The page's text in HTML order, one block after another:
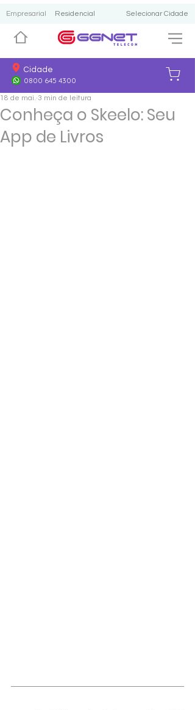
Empresarial Residencial Selecionar Cidade
Cidade
0800 645 4300
Conheça o Skeelo: Seu
App de Livros
18 de mai. 3 min de leitura